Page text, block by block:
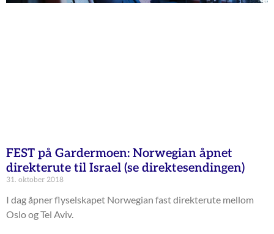
FEST på Gardermoen: Norwegian åpnet
direkterute til Israel (se direktesendingen)
31. oktober 2018
I dag åpner flyselskapet Norwegian fast direkterute mellom
Oslo og Tel Aviv.